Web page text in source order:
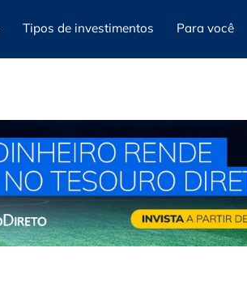
Tipos de investimentos Para você